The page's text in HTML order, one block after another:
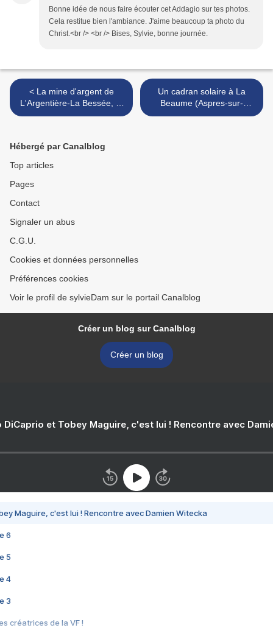
Bonne idée de nous faire écouter cet Addagio sur tes photos.
Cela restitue bien l'ambiance. J'aime beaucoup ta photo du
Christ.<br /> <br /> Bises, Sylvie, bonne journée.
< La mine d'argent de
L'Argentière-La Bessée, le
21 septembre 1864
Un cadran solaire à La
Beaume (Aspres-sur-
Buëch) >
Hébergé par Canalblog
Top articles
Pages
Contact
Signaler un abus
C.G.U.
Cookies et données personnelles
Préférences cookies
Voir le profil de sylvieDam sur le portail Canalblog
Créer un blog sur Canalblog
Créer un blog
DiCaprio et Tobey Maguire, c'est lui ! Rencontre avec
Maguire, c'est lui ! Rencontre avec Damien Witecka
6
5
4
3
créatrices de la VF !